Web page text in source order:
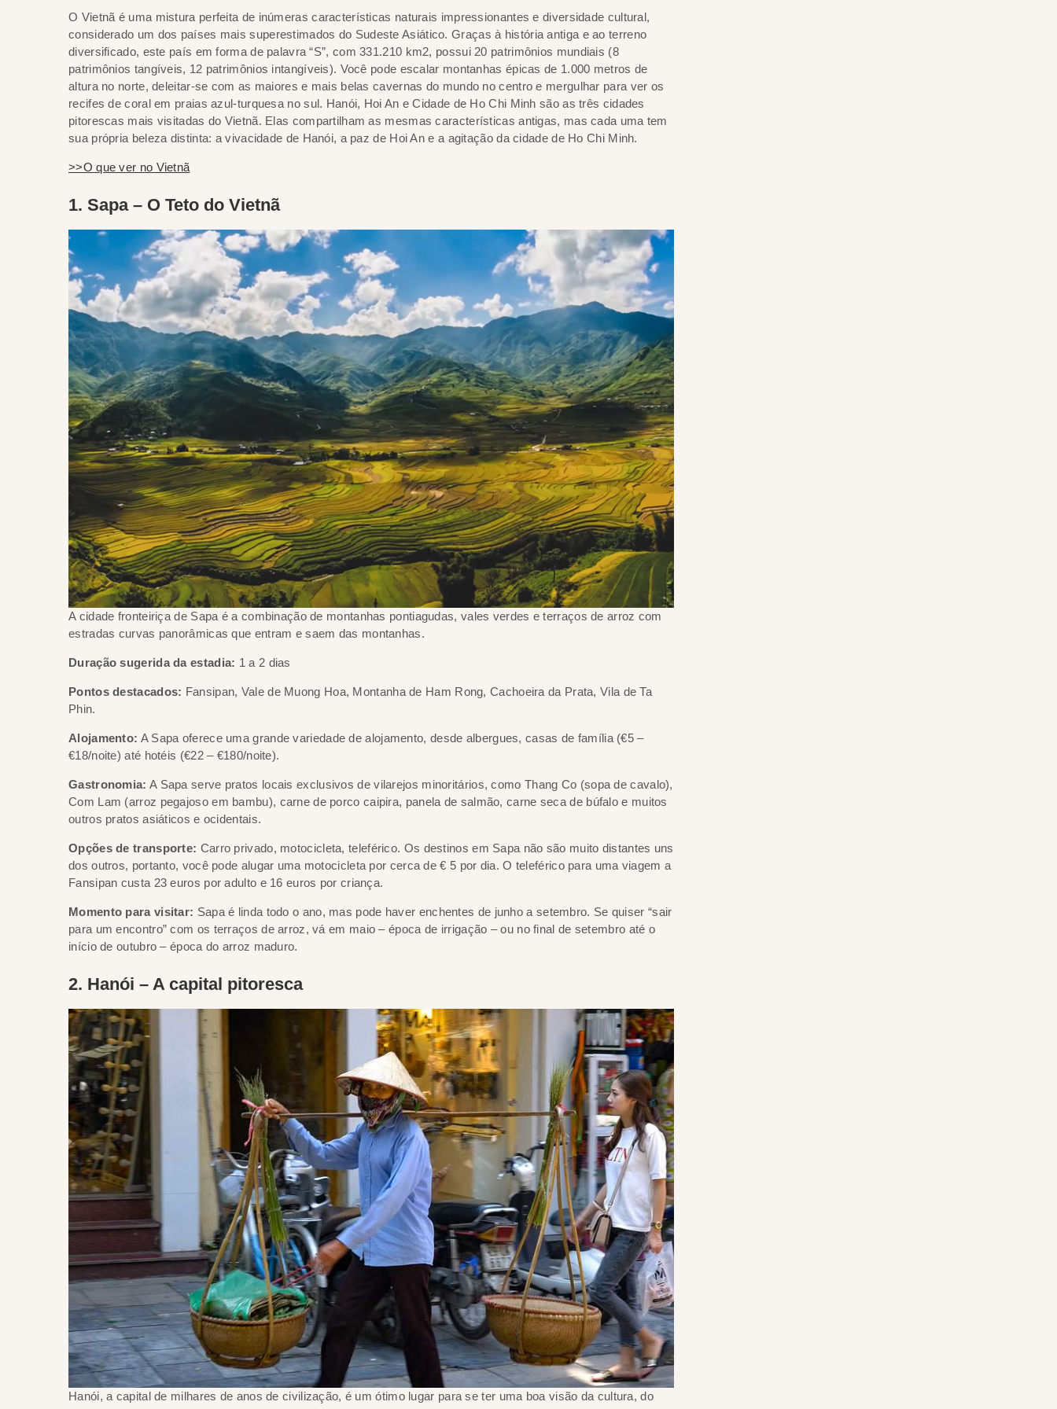
O Vietnã é uma mistura perfeita de inúmeras características naturais impressionantes e diversidade cultural,
considerado um dos países mais superestimados do Sudeste Asiático. Graças à história antiga e ao terreno
diversificado, este país em forma de palavra “S”, com 331.210 km2, possui 20 patrimônios mundiais (8
patrimônios tangíveis, 12 patrimônios intangíveis). Você pode escalar montanhas épicas de 1.000 metros de
altura no norte, deleitar-se com as maiores e mais belas cavernas do mundo no centro e mergulhar para ver os
recifes de coral em praias azul-turquesa no sul. Hanói, Hoi An e Cidade de Ho Chi Minh são as três cidades
pitorescas mais visitadas do Vietnã. Elas compartilham as mesmas características antigas, mas cada uma tem
sua própria beleza distinta: a vivacidade de Hanói, a paz de Hoi An e a agitação da cidade de Ho Chi Minh.
>>O que ver no Vietnã
1. Sapa – O Teto do Vietnã
A cidade fronteiriça de Sapa é a combinação de montanhas pontiagudas, vales verdes e terraços de arroz com
estradas curvas panorâmicas que entram e saem das montanhas.
Duração sugerida da estadia: 1 a 2 dias
Pontos destacados: Fansipan, Vale de Muong Hoa, Montanha de Ham Rong, Cachoeira da Prata, Vila de Ta
Phin.
Alojamento: A Sapa oferece uma grande variedade de alojamento, desde albergues, casas de família (€5 –
€18/noite) até hotéis (€22 – €180/noite).
Gastronomia: A Sapa serve pratos locais exclusivos de vilarejos minoritários, como Thang Co (sopa de cavalo),
Com Lam (arroz pegajoso em bambu), carne de porco caipira, panela de salmão, carne seca de búfalo e muitos
outros pratos asiáticos e ocidentais.
Opções de transporte: Carro privado, motocicleta, teleférico. Os destinos em Sapa não são muito distantes uns
dos outros, portanto, você pode alugar uma motocicleta por cerca de € 5 por dia. O teleférico para uma viagem a
Fansipan custa 23 euros por adulto e 16 euros por criança.
Momento para visitar: Sapa é linda todo o ano, mas pode haver enchentes de junho a setembro. Se quiser “sair
para um encontro” com os terraços de arroz, vá em maio – época de irrigação – ou no final de setembro até o
início de outubro – época do arroz maduro.
2. Hanói – A capital pitoresca
Hanói, a capital de milhares de anos de civilização, é um ótimo lugar para se ter uma boa visão da cultura, do